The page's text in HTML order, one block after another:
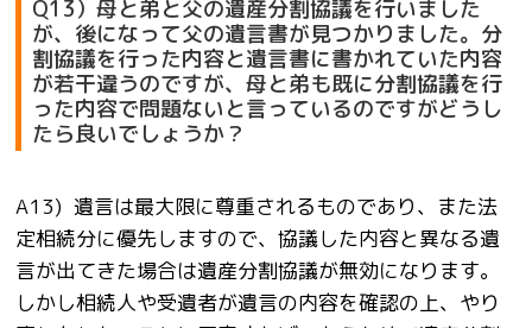
Q13）母と弟と父の遺産分割協議を行いました
が、後になって父の遺言書が見つかりました。分
割協議を行った内容と遺言書に書かれていた内容
が若干違うのですが、母と弟も既に分割協議を行
った内容で問題ないと言っているのですがどうし
たら良いでしょうか？
A13) 遺言は最大限に尊重されるものであり、また法
定相続分に優先しますので、協議した内容と異なる遺
言が出てきた場合は遺産分割協議が無効になります。
しかし相続人や受遺者が遺言の内容を確認の上、やり